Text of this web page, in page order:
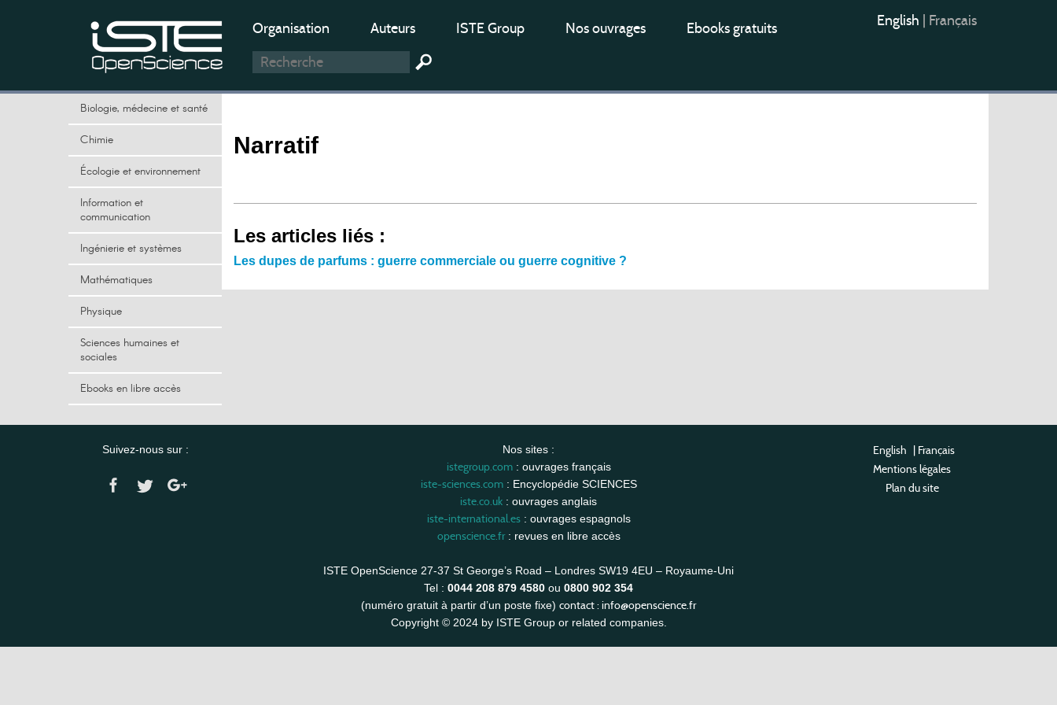
Organisation Auteurs ISTE Group Nos ouvrages Ebooks gratuits English Français
Biologie, médecine et santé
Chimie
Écologie et environnement
Information et
communication
Ingénierie et systèmes
Mathématiques
Physique
Sciences humaines et
sociales
Ebooks en libre accès
Narratif
Les articles liés :
Les dupes de parfums : guerre commerciale ou guerre cognitive ?
Suivez-nous sur : Nos sites :
istegroup.com: ouvrages français
iste-sciences.com: Encyclopédie SCIENCES
iste.co.uk : ouvrages anglais
iste-international.es: ouvrages espagnols
openscience.fr: revues en libre accès
ISTE OpenScience 27-37 St George’s Road – Londres SW19 4EU – Royaume-Uni
Tel : 0044 208 879 4580 ou 0800 902 354
(numéro gratuit à partir d’un poste fixe) contact : info@openscience.fr
Copyright © 2024 by ISTE Group or related companies.
English | Français
Mentions légales
Plan du site